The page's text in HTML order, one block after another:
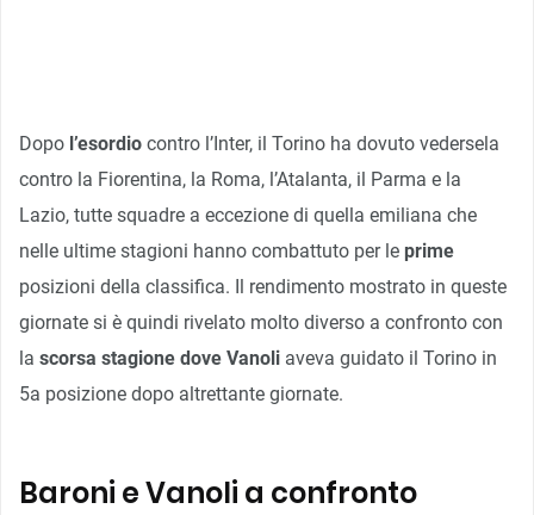
Dopo l’esordio contro l’Inter, il Torino ha dovuto vedersela
contro la Fiorentina, la Roma, l’Atalanta, il Parma e la
Lazio, tutte squadre a eccezione di quella emiliana che
nelle ultime stagioni hanno combattuto per le prime
posizioni della classifica. Il rendimento mostrato in queste
giornate si è quindi rivelato molto diverso a confronto con
la scorsa stagione dove Vanoli aveva guidato il Torino in
5a posizione dopo altrettante giornate.
Baroni e Vanoli a confronto